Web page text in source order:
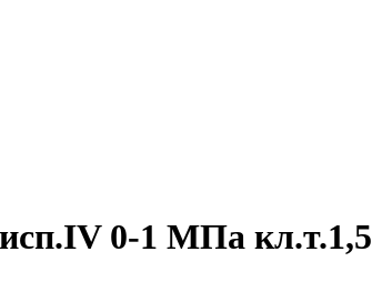
0-1 МПа кл.т.1,5